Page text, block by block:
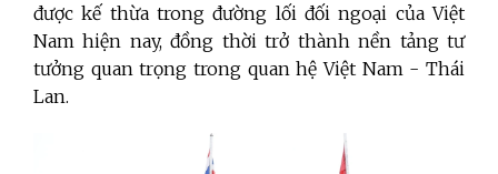
được kế thừa trong đường lối đối ngoại của Việt
Nam hiện nay, đồng thời trở thành nền tảng tư
tưởng quan trọng trong quan hệ Việt Nam - Thái
Lan.